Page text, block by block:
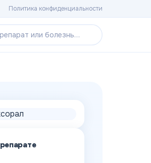
Политика конфиденциальности